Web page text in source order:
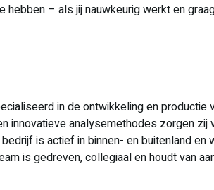
hebben – als jij nauwkeurig werkt en
in de ontwikkeling en productie
innovatieve analysemethodes zorgen
is actief in binnen- en buitenland
is gedreven, collegiaal en houdt van